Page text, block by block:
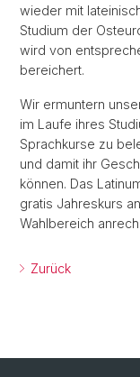
wieder mit
Studium der
wird von
bereichert.
Wir ermuntern
im Laufe ihres
Sprachkurse zu
und damit ihr
können. Das
gratis Jahreskurs
Wahlbereich
Zurück